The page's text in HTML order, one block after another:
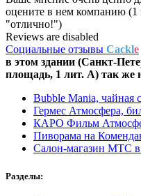
оцените в нем компанию (1
"отлично!")
Reviews are disabled
Социальные отзывы Cackle
в этом здании (Санкт-
площадь, 1 лит. А) так же
Bubble Mania, чайная
Гермес Атмосфера,
КАРО Фильм
Пиворама на
Салон-магазин МТС
Разделы: